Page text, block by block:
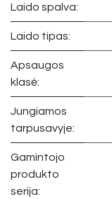
Laido spalva:
Laido tipas:
Apsaugos
klasė:
Jungiamos
tarpusavyje:
Gamintojo
produkto
serija: